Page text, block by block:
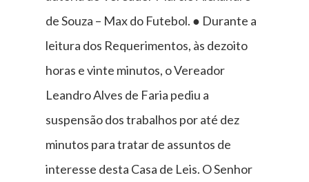
de Souza – Max do Futebol. ● Durante a
leitura dos Requerimentos, às dezoito
horas e vinte minutos, o Vereador
Leandro Alves de Faria pediu a
suspensão dos trabalhos por até dez
minutos para tratar de assuntos de
interesse desta Casa de Leis. O Senhor